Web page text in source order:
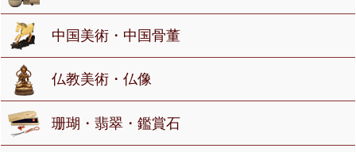
中国美術・中国骨董
仏教美術・仏像
珊瑚・翡翠・鑑賞石